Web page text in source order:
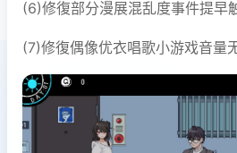
(6)修復部分漫展混乱度事件提早
(7)修復偶像优衣唱歌小游戏音量